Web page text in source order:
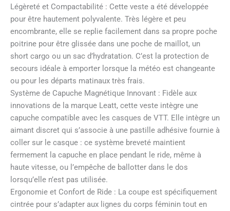
Légèreté et Compactabilité : Cette veste a été développée
pour être hautement polyvalente. Très légère et peu
encombrante, elle se replie facilement dans sa propre poche
poitrine pour être glissée dans une poche de maillot, un
short cargo ou un sac d’hydratation. C’est la protection de
secours idéale à emporter lorsque la météo est changeante
ou pour les départs matinaux très frais.
Système de Capuche Magnétique Innovant : Fidèle aux
innovations de la marque Leatt, cette veste intègre une
capuche compatible avec les casques de VTT. Elle intègre un
aimant discret qui s’associe à une pastille adhésive fournie à
coller sur le casque : ce système breveté maintient
fermement la capuche en place pendant le ride, même à
haute vitesse, ou l’empêche de ballotter dans le dos
lorsqu’elle n’est pas utilisée.
Ergonomie et Confort de Ride : La coupe est spécifiquement
cintrée pour s’adapter aux lignes du corps féminin tout en